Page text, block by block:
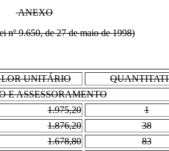
ANEXO
9.650, de 27 de maio de 1998)
UNITÁRIO
E ASSESSORAMENTO
1.975,20
1
1.876,20
38
1.678,80
83